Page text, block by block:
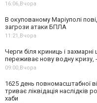
16:06, Вчора
В окупованому Маріуполі
загрози атаки БПЛА
11:21, Вчора
Черги біля криниць і
переживає нову водну кризу,
09:00, Вчора
1625 день повномасштабної
триває ліквідація наслідків
хаби